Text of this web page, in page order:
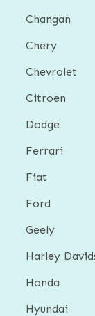
Changan
Chery
Chevrolet
Citroen
Dodge
Ferrari
Fiat
Ford
Geely
Harley
Honda
Hyundai